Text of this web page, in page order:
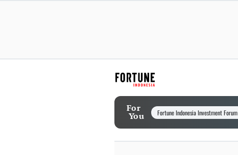
For
You Fortune Indonesia Investment Forum